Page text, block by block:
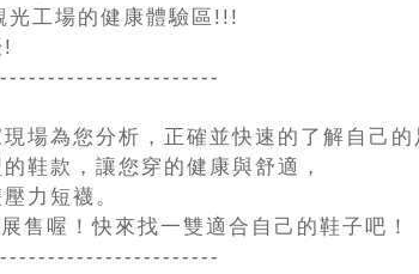
工場的健康體驗區!!!
場為您分析，正確並快速的了解自己的
鞋款，讓您穿的健康與舒適，
力短襪。
售喔！快來找一雙適合自己的鞋子吧！